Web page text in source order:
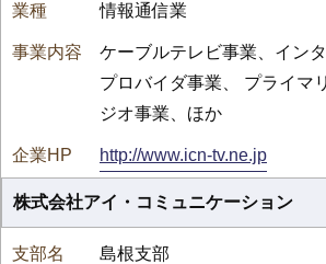
情報通信業
ケーブルテレビ事業、イン
プロバイダ事業、 プライマ
ジオ事業、ほか
http://www.icn-tv.ne.jp
株式会社アイ・コミュニケーション
島根支部